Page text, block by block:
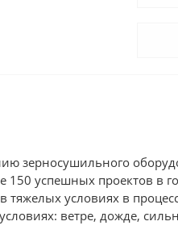
зерносушильного
150 успешных проектов в
тяжелых условиях в
ветре, дожде,